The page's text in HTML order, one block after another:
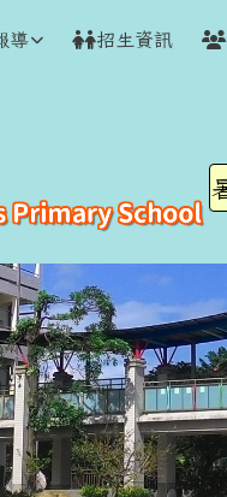
導 招生資訊
7/6-8/28暑假